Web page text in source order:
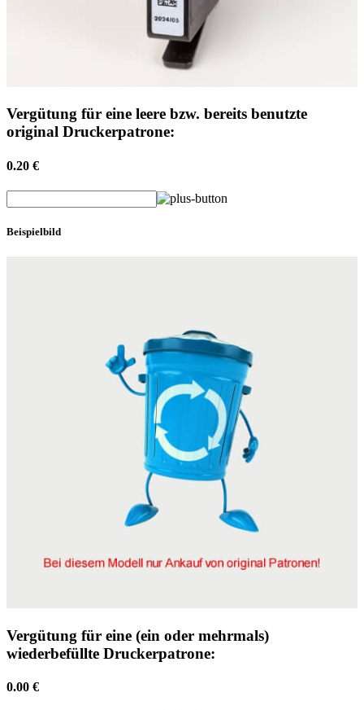
Vergütung für eine leere bzw. bereits benutzte
original Druckerpatrone:
0.20 €
Beispielbild
Vergütung für eine (ein oder mehrmals)
wiederbefüllte Druckerpatrone:
0.00 €